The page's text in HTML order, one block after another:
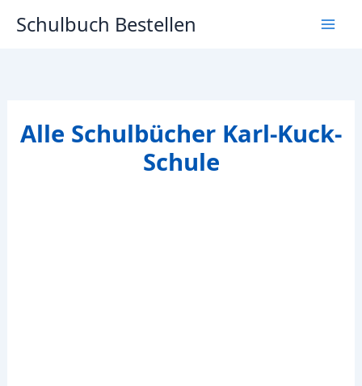
InhaltSchulbuch Bestellen
Alle Schulbücher Karl-Kuck-
Schule